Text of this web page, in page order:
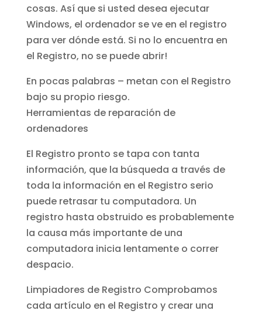
cosas. Así que si usted desea ejecutar
Windows, el ordenador se ve en el registro
para ver dónde está. Si no lo encuentra en
el Registro, no se puede abrir!
En pocas palabras – metan con el Registro
bajo su propio riesgo.
Herramientas de reparación de
ordenadores
El Registro pronto se tapa con tanta
información, que la búsqueda a través de
toda la información en el Registro serio
puede retrasar tu computadora. Un
registro hasta obstruido es probablemente
la causa más importante de una
computadora inicia lentamente o correr
despacio.
Limpiadores de Registro Comprobamos
cada artículo en el Registro y crear una